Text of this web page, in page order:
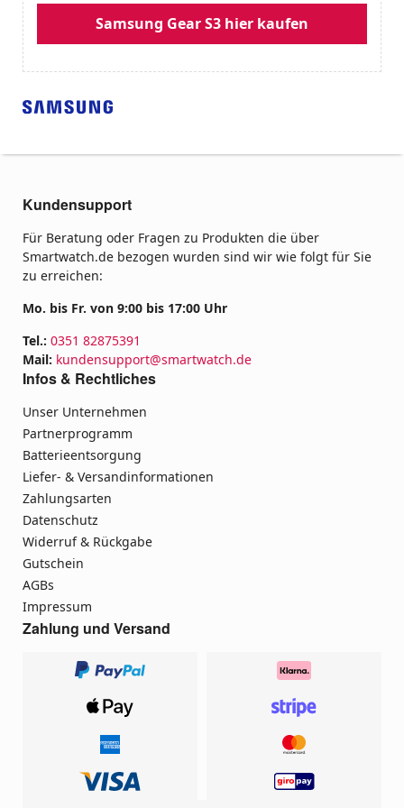
Samsung Gear S3 hier kaufen
Kundensupport
Für Beratung oder Fragen zu Produkten die über
Smartwatch.de bezogen wurden sind wir wie folgt für Sie
zu erreichen:
Mo. bis Fr. von 9:00 bis 17:00 Uhr
Tel.: 0351 82875391
Mail: kundensupport@smartwatch.de
Infos & Rechtliches
Unser Unternehmen
Partnerprogramm
Batterieentsorgung
Liefer- & Versandinformationen
Zahlungsarten
Datenschutz
Widerruf & Rückgabe
Gutschein
AGBs
Impressum
Zahlung und Versand